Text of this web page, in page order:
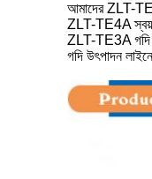
আমাদের ZLT-TE
ZLT-TE4A
ZLT-TE3A গদি
গদি উৎপাদন